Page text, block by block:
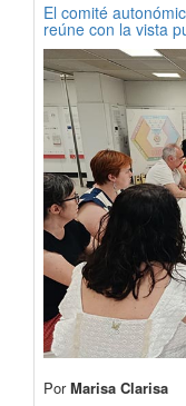
El comité
reúne con la vista
PorMarisa Clarisa